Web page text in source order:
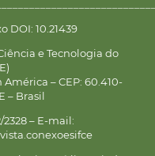
DOI: 10.21439
e Tecnologia do
– CEP: 60.410-
– Brasil
2328 – E-mail: